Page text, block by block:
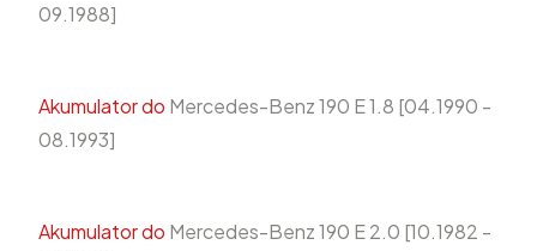
09.1988]
Akumulator do Mercedes-Benz 190 E 1.8 [04.1990 -
08.1993]
Akumulator do Mercedes-Benz 190 E 2.0 [10.1982 -